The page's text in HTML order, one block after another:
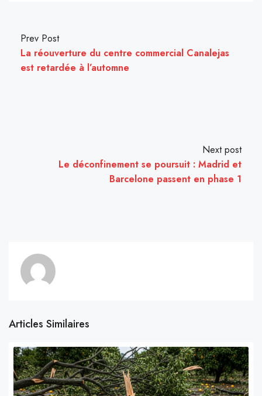
Prev Post
La réouverture du centre commercial Canalejas
est retardée à l’automne
Next post
Le déconfinement se poursuit : Madrid et
Barcelone passent en phase 1
Articles Similaires